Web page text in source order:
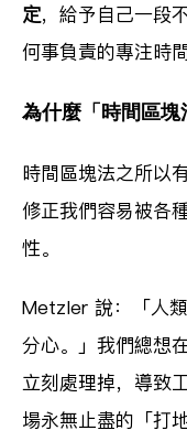
定，給予自己一段
何事負責的專注時間
為什麼「時間區塊
時間區塊法之所以
修正我們容易被各
性。
Metzler 說：「人
分心。」我們總想
立刻處理掉，導致
場永無止盡的「打